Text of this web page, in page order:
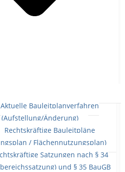
Aktuelle Bauleitplanverfahren
(Aufstellung/Änderung)
Rechtskräftige Bauleitpläne
/ Flächennutzungsplan)
Satzungen nach § 34
und § 35 BauGB